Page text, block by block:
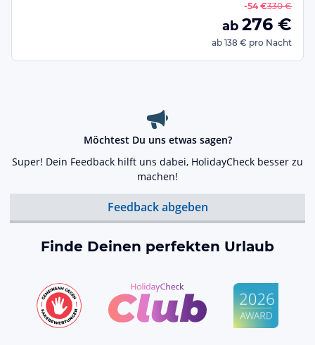
-54 €330 €
ab 276 €
ab 138 € pro Nacht
Möchtest Du uns etwas sagen?
Super! Dein Feedback hilft uns dabei, HolidayCheck besser zu
machen!
Feedback abgeben
Finde Deinen perfekten Urlaub